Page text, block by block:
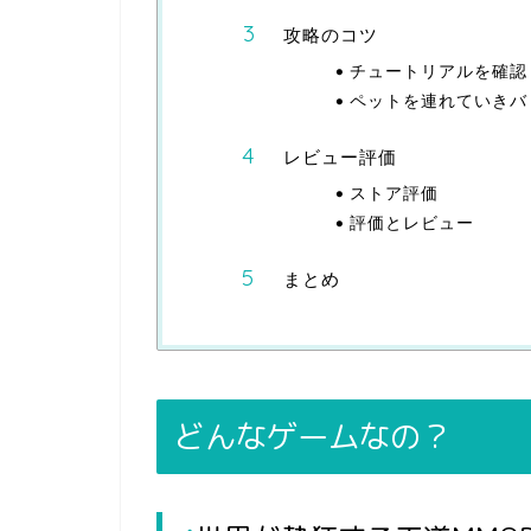
攻略のコツ
チュートリアルを確
ペットを連れていき
レビュー評価
ストア評価
評価とレビュー
まとめ
どんなゲームなの？